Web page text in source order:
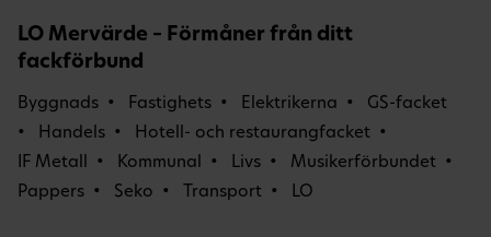
LO Mervärde – Förmåner från ditt
fackförbund
Byggnads Fastighets Elektrikerna
GS-facket
Handels
Hotell- och restaurangfacket
IF Metall
Kommunal Livs
Musikerförbundet
Pappers
Seko Transport LO